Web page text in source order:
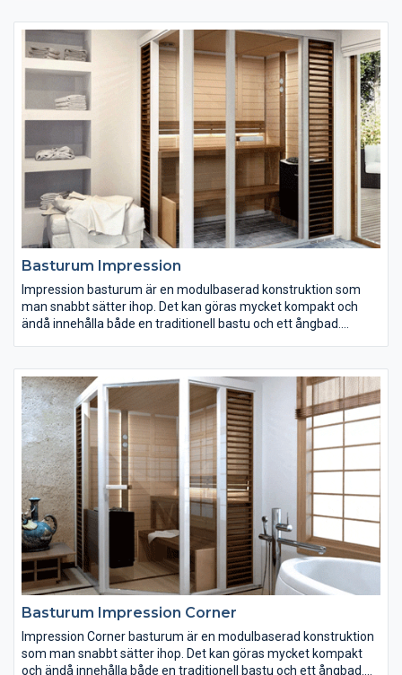
tillsammans med en flexibel och mångsidig inredning.
Basturum Impression
Impression basturum är en modulbaserad konstruktion som
man snabbt sätter ihop. Det kan göras mycket kompakt och
ändå innehålla både en traditionell bastu och ett ångbad.
Basturum Impression Corner
Impression Corner basturum är en modulbaserad konstruktion
som man snabbt sätter ihop. Det kan göras mycket kompakt
och ändå innehålla både en traditionell bastu och ett ångbad.